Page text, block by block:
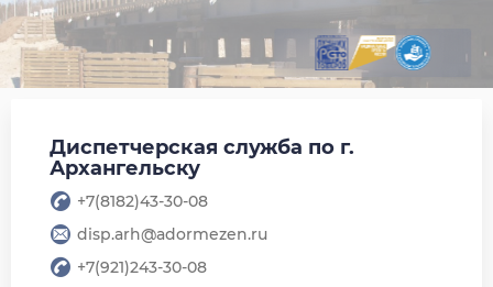
Диспетчерская служба по г.
Архангельску
+7(8182)43-30-08
disp.arh@adormezen.ru
+7(921)243-30-08